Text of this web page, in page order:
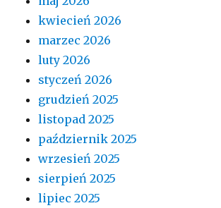
kwiecień 2026
marzec 2026
luty 2026
styczeń 2026
grudzień 2025
listopad 2025
październik 2025
wrzesień 2025
sierpień 2025
lipiec 2025